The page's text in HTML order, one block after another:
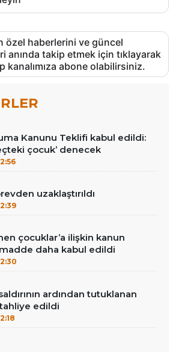
özel haberlerini ve güncel
anında takip etmek için tıklayarak
kanalımıza abone olabilirsiniz.
Kanunu Teklifi kabul edildi:
çocuk’ denecek
uzaklaştırıldı
çocuklar’a ilişkin kanun
daha kabul edildi
saldırının ardından tutuklanan
edildi